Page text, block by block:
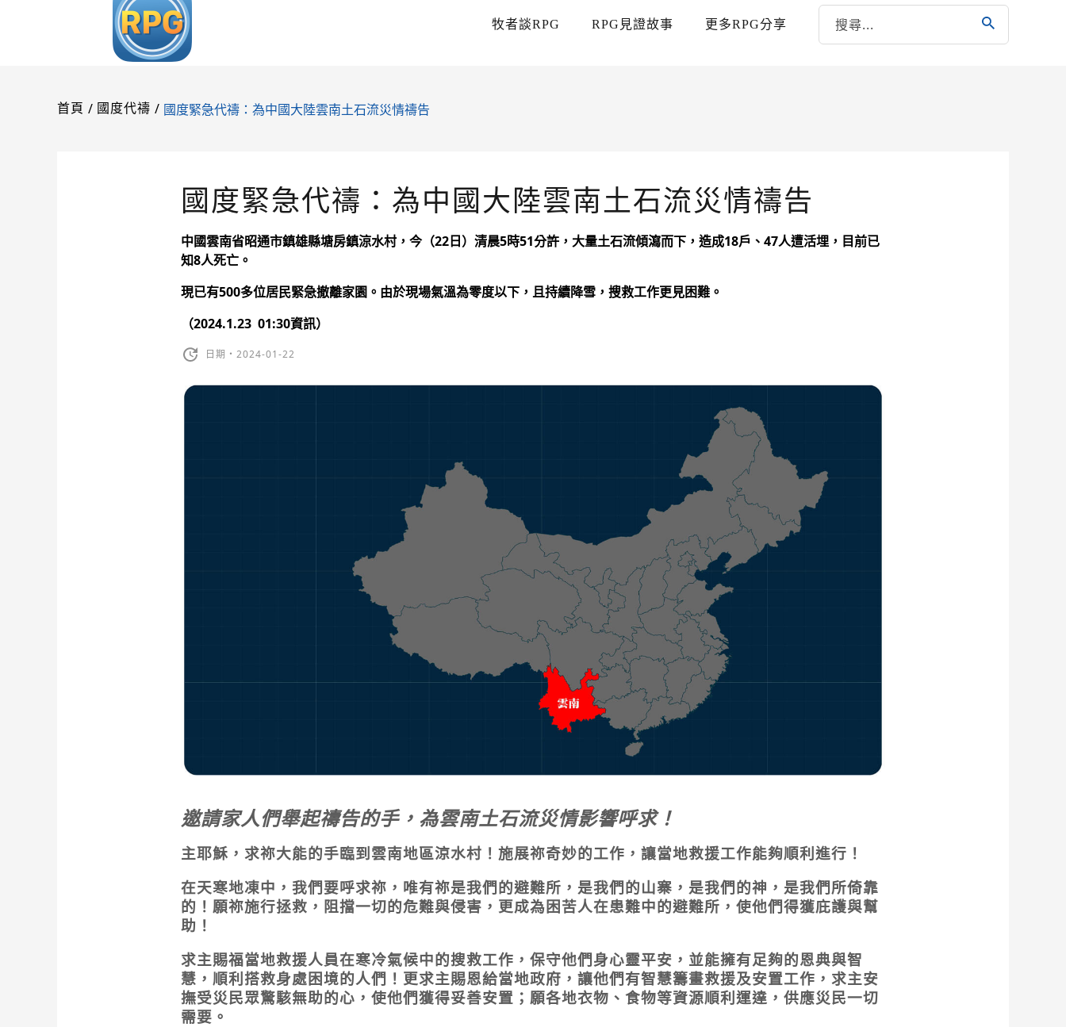
牧者談RPG RPG見證故事 更多RPG分享
首頁 / 國度代禱 / 國度緊急代禱：為中國大陸雲南土石流災情禱告
國度緊急代禱：為中國大陸雲南土石流災情禱告
中國雲南省昭通市鎮雄縣塘房鎮涼水村，今（22日）清晨5時51分許，大量土石流傾瀉而下，造成18戶、47人遭活埋，目前已
知8人死亡。
現已有500多位居民緊急撤離家園。由於現場氣溫為零度以下，且持續降雪，搜救工作更見困難。
（2024.1.23 01:30資訊）
日期・2024-01-22
邀請家人們舉起禱告的手，為雲南土石流災情影響呼求！
主耶穌，求祢大能的手臨到雲南地區涼水村！施展祢奇妙的工作，讓當地救援工作能夠順利進行！
在天寒地凍中，我們要呼求祢，唯有祢是我們的避難所，是我們的山寨，是我們的神，是我們所倚靠
的！願祢施行拯救，阻擋一切的危難與侵害，更成為困苦人在患難中的避難所，使他們得獲庇護與幫
助！
求主賜福當地救援人員在寒冷氣候中的搜救工作，保守他們身心靈平安，並能擁有足夠的恩典與智
慧，順利搭救身處困境的人們！更求主賜恩給當地政府，讓他們有智慧籌畫救援及安置工作，求主安
撫受災民眾驚駭無助的心，使他們獲得妥善安置；願各地衣物、食物等資源順利運達，供應災民一切
需要。